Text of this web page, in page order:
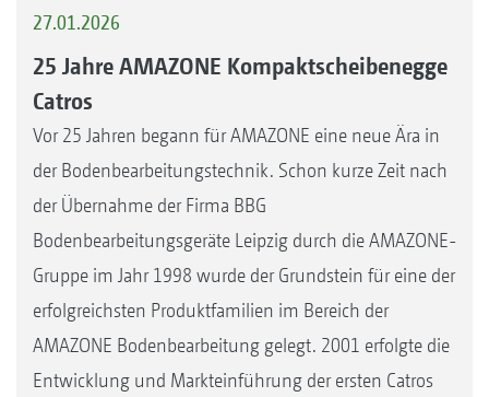
27.01.2026
25 Jahre AMAZONE Kompaktscheibenegge
Catros
Vor 25 Jahren begann für AMAZONE eine neue Ära in
der Bodenbearbeitungstechnik. Schon kurze Zeit nach
der Übernahme der Firma BBG
Bodenbearbeitungsgeräte Leipzig durch die AMAZONE-
Gruppe im Jahr 1998 wurde der Grundstein für eine der
erfolgreichsten Produktfamilien im Bereich der
AMAZONE Bodenbearbeitung gelegt. 2001 erfolgte die
Entwicklung und Markteinführung der ersten Catros